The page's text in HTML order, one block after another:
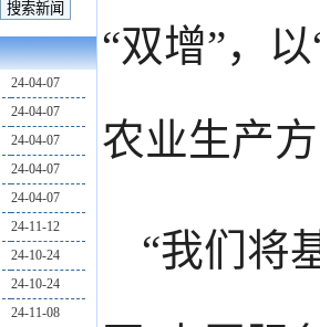
24-04-07
24-04-07
24-04-07
24-04-07
24-04-07
24-11-12
24-10-24
24-10-24
24-11-08
“双增”，
农业生产
“我们将